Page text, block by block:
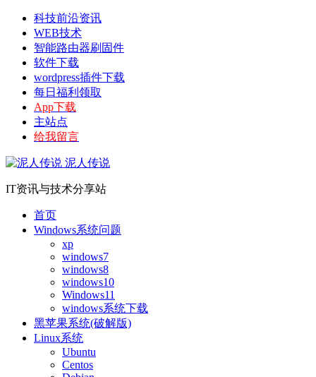
科技前沿资讯
WEB技术
智能路由器刷固件
软件下载
wordpress插件下载
每日福利领取
App下载
主站点
给我留言
泥人传说
IT资讯与技术分享站
首页
Windows系统问题
xp
windows7
windows8
windows10
Windows11
windows系统下载
黑苹果系统(破解版)
Linux系统
Ubuntu
Centos